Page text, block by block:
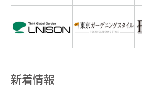
新着情報